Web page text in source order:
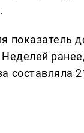
показатель
составляла